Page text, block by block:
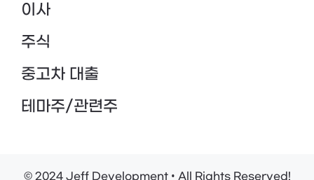
이사
주식
중고차 대출
테마주/관련주
© 2024 Jeff Development • All Rights Reserved!